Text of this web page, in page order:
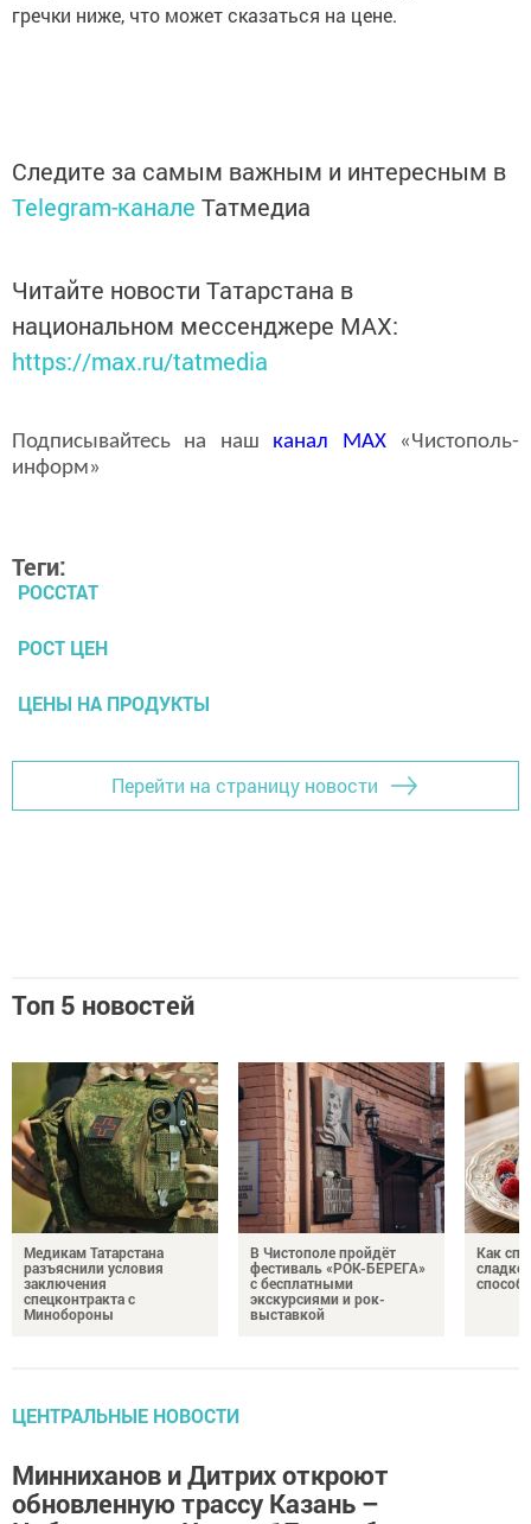
гречки ниже, что может сказаться на цене.
Следите за самым важным и интересным в
Telegram-канале Татмедиа
Читайте новости Татарстана в
национальном мессенджере MАХ:
https://max.ru/tatmedia
Подписывайтесь на наш канал MAX«Чистополь-
информ»
Теги:
РОССТАТ
РОСТ ЦЕН
ЦЕНЫ НА ПРОДУКТЫ
Перейти на страницу новости
Топ 5 новостей
Медикам Татарстана
разъяснили условия
заключения
спецконтракта с
Минобороны
В Чистополе пройдёт
фестиваль «РОК-БЕРЕГА»
с бесплатными
экскурсиями и рок-
выставкой
Как
ЦЕНТРАЛЬНЫЕ НОВОСТИ
Минниханов и Дитрих откроют
обновленную трассу Казань –